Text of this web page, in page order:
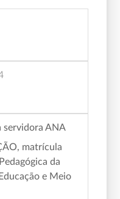
servidora ANA
matrícula
da
e Meio